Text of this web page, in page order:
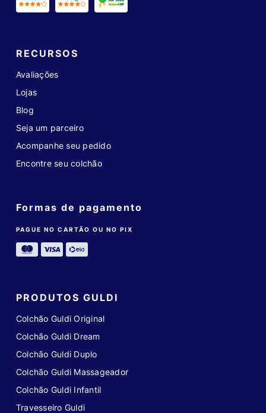
RECURSOS
Avaliações
Lojas
Blog
Seja um parceiro
Acompanhe seu pedido
Encontre seu colchão
Formas de pagamento
PAGUE NO CARTÃO OU NO PIX
PRODUTOS GULDI
Colchão Guldi Original
Colchão Guldi Dream
Colchão Guldi Duplo
Colchão Guldi Massageador
Colchão Guldi Infantil
Travesseiro Guldi